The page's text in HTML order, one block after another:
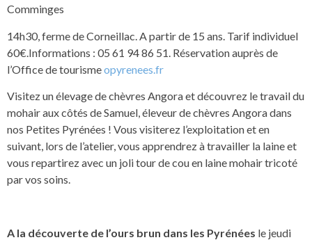
Comminges
14h30, ferme de Corneillac. A partir de 15 ans. Tarif individuel
60€.Informations : 05 61 94 86 51. Réservation auprès de
l’Office de tourismeopyrenees.fr
Visitez un élevage de chèvres Angora et découvrez le travail du
mohair aux côtés de Samuel, éleveur de chèvres Angora dans
nos Petites Pyrénées ! Vous visiterez l’exploitation et en
suivant, lors de l’atelier, vous apprendrez à travailler la laine et
vous repartirez avec un joli tour de cou en laine mohair tricoté
par vos soins.
A la découverte de l’ours brun dans les Pyrénées le jeudi